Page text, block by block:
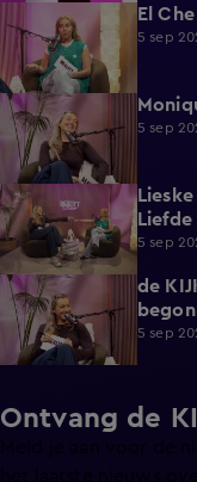
El
5 sep
2:56
5 sep
0:44
Liefde
5 sep
2:56
de
5 sep
Ontvang de
Meld je aan voor de